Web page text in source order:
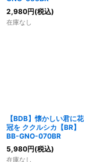
2,980円(税込)
在庫なし
【BDB】懐かしい君に花
冠を ククルシカ【BR】
BB-GNO-070BR
5,980円(税込)
在庫なし